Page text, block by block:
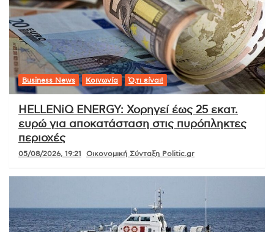
Business News Κοινωνία Ό,τι είναι!
HELLENiQ ENERGY: Χορηγεί έως 25 εκατ.
ευρώ για αποκατάσταση στις πυρόπληκτες
περιοχές
05/08/2026, 19:21 Οικονομική Σύνταξη Politic.gr